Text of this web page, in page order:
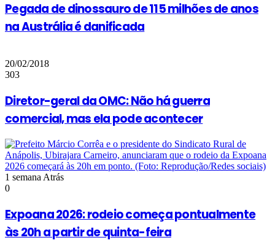
Pegada de dinossauro de 115 milhões de anos
na Austrália é danificada
20/02/2018
303
Diretor-geral da OMC: Não há guerra
comercial, mas ela pode acontecer
1 semana Atrás
0
Expoana 2026: rodeio começa pontualmente
às 20h a partir de quinta-feira